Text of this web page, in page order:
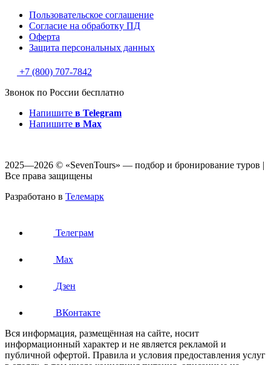
Пользовательское соглашение
Согласие на обработку ПД
Оферта
Защитa персональных данных
+7 (800) 707-7842
Звонок по России бесплатно
Напишите в Telegram
Напишите в Max
2025—2026 © «SevenTours» — подбор и бронирование туров |
Все права защищены
Разработано в Телемарк
Телеграм
Max
Дзен
ВКонтакте
Вся информация, размещённая на сайте, носит
информационный характер и не является рекламой и
публичной офертой. Правила и условия предоставления услуг